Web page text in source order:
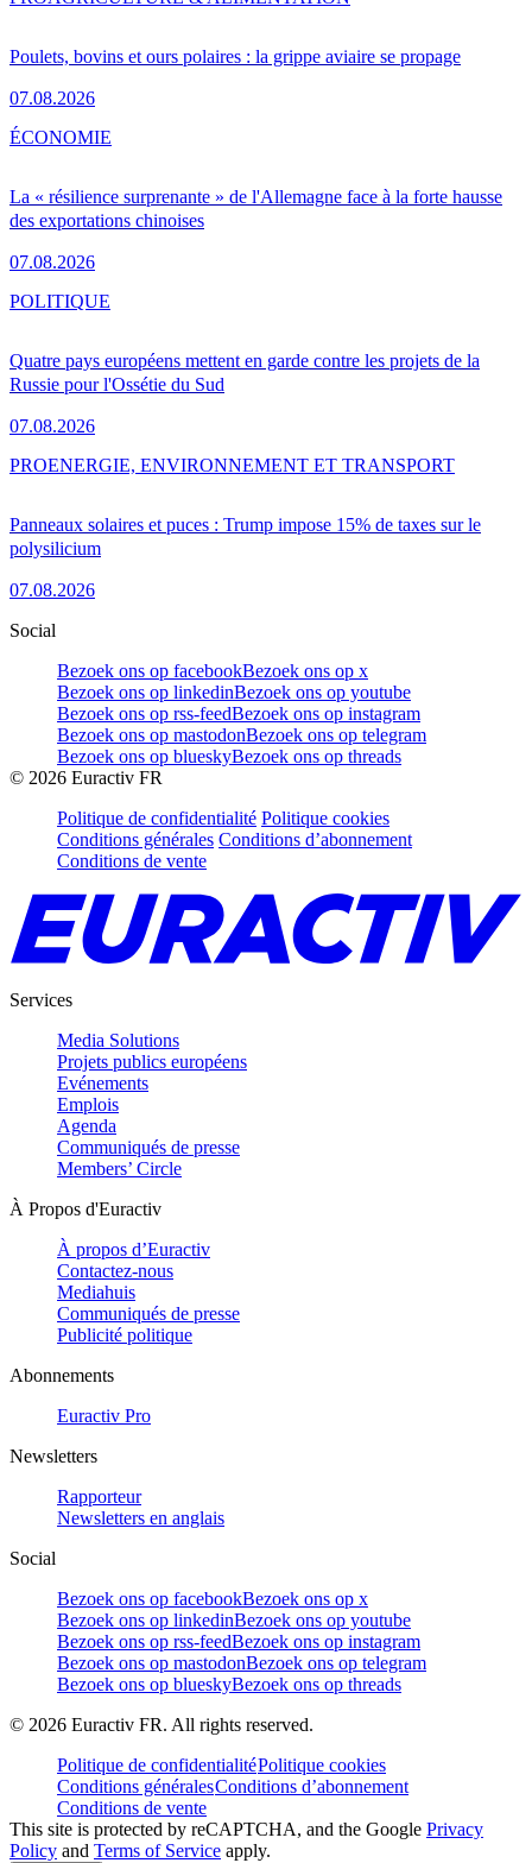
Poulets, bovins et ours polaires : la grippe aviaire se propage
07.08.2026
La « résilience surprenante » de l'Allemagne face à la forte hausse
des exportations chinoises
07.08.2026
ÉCONOMIE
Quatre pays européens mettent en garde contre les projets de la
Russie pour l'Ossétie du Sud
07.08.2026
POLITIQUE
Panneaux solaires et puces : Trump impose 15% de taxes sur le
polysilicium
07.08.2026
PROENERGIE, ENVIRONNEMENT ET TRANSPORT
Social
Bezoek ons op facebookBezoek ons op x
Bezoek ons op linkedinBezoek ons op youtube
Bezoek ons op rss-feedBezoek ons op instagram
Bezoek ons op mastodonBezoek ons op telegram
Bezoek ons op blueskyBezoek ons op threads
© 2026 Euractiv FR
Politique de confidentialité Politique cookies
Conditions générales Conditions d’abonnement
Conditions de vente
Services
Media Solutions
Projets publics européens
Evénements
Emplois
Agenda
Communiqués de presse
Members’ Circle
À Propos d'Euractiv
À propos d’Euractiv
Contactez-nous
Mediahuis
Communiqués de presse
Publicité politique
Abonnements
Euractiv Pro
Newsletters
Rapporteur
Newsletters en anglais
Social
Bezoek ons op facebookBezoek ons op x
Bezoek ons op linkedinBezoek ons op youtube
Bezoek ons op rss-feedBezoek ons op instagram
Bezoek ons op mastodonBezoek ons op telegram
Bezoek ons op blueskyBezoek ons op threads
© 2026 Euractiv FR. All rights reserved.
Politique de confidentialitéPolitique cookies
Conditions généralesConditions d’abonnement
Conditions de vente
This site is protected by reCAPTCHA, and the Google Privacy
Policy and Terms of Service apply.